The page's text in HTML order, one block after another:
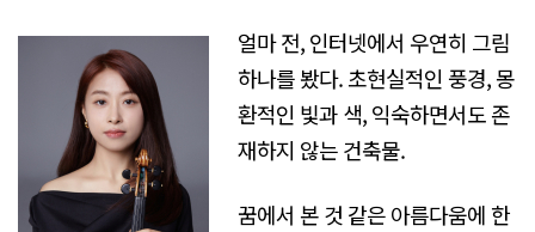
얼마 전, 인터넷에서 우연히 그림
하나를 봤다. 초현실적인 풍경, 몽
환적인 빛과 색, 익숙하면서도 존
재하지 않는 건축물.
꿈에서 본 것 같은 아름다움에 한